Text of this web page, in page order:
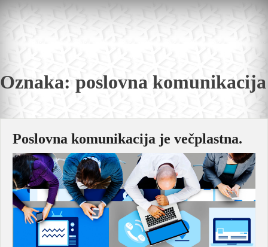
content
Oznaka: poslovna komunikacija
Poslovna komunikacija je večplastna.